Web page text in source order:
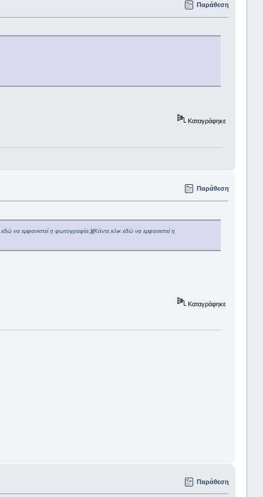
Παράθεση
Καταγράφηκε
Παράθεση
εδώ να εμφανιστεί η φωτογραφία.)(Κάντε κλικ εδώ να εμφανιστεί η
Καταγράφηκε
Παράθεση